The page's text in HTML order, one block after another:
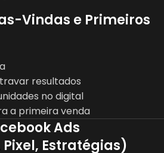
Vindas e Primeiros
resultados
no digital
a primeira venda
Ads
Estratégias)